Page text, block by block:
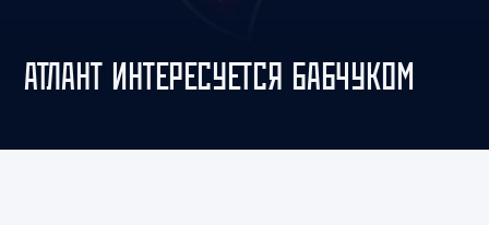
АТЛАНТ ИНТЕРЕСУЕТСЯ БАБЧУКОМ